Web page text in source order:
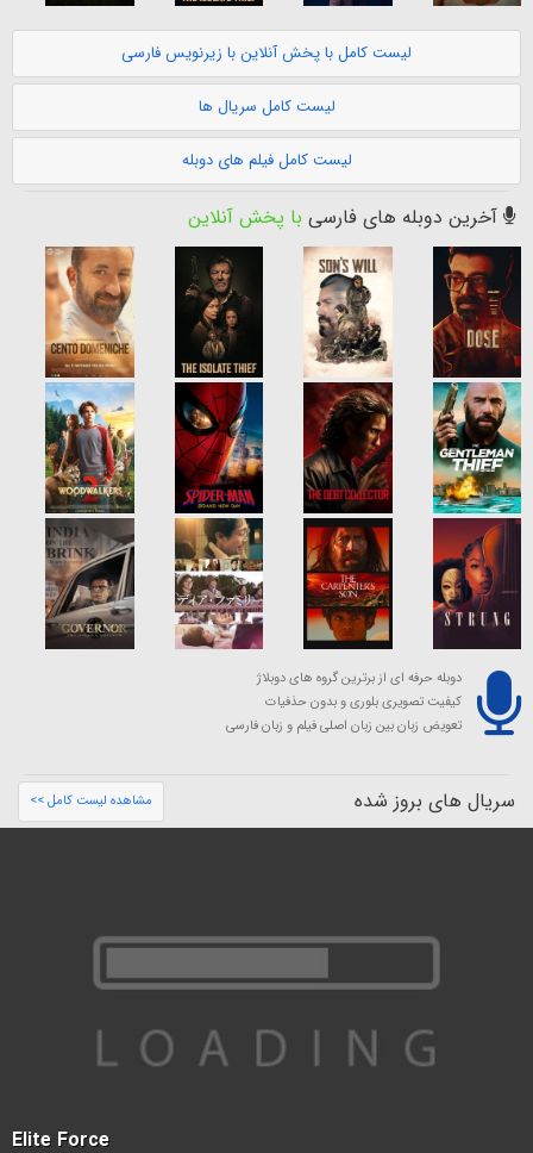
لیست کامل با پخش آنلاین با زیرنویس فارسی
لیست کامل سریال ها
لیست کامل فیلم های دوبله
آخرین دوبله های فارسی با پخش آنلاین
دوبله حرفه ای از برترین گروه های دوبلاژ
کیفیت تصویری بلوری و بدون حذفیات
تعویض زبان بین زبان اصلی فیلم و زبان فارسی
سریال های بروز شده مشاهده لیست کامل >>
Elite Force